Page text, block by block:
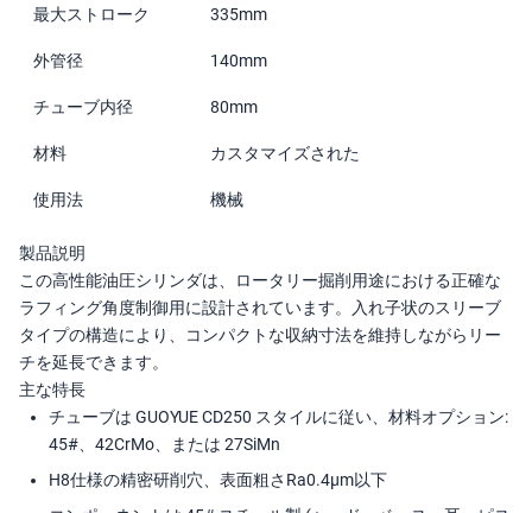
最大ストローク 335mm
外管径 140mm
チューブ内径 80mm
材料 カスタマイズされた
使用法 機械
製品説明
この高性能油圧シリンダは、ロータリー掘削用途における正確な
ラフィング角度制御用に設計されています。入れ子状のスリーブ
タイプの構造により、コンパクトな収納寸法を維持しながらリー
チを延長できます。
主な特長
チューブは GUOYUE CD250 スタイルに従い、材料オプション:
45#、42CrMo、または 27SiMn
H8仕様の精密研削穴、表面粗さRa0.4μm以下